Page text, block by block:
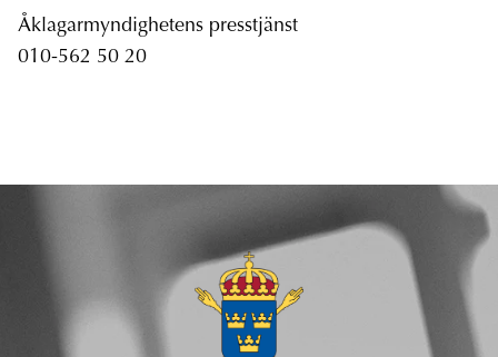
Åklagarmyndighetens presstjänst
010-562 50 20